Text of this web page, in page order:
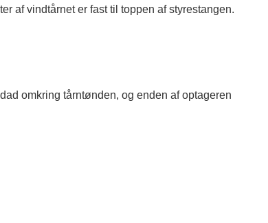
af vindtårnet er fast til toppen af ​​styrestangen.
omkring tårntønden, og enden af ​​optageren